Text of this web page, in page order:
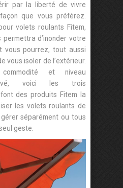
par la liberté de vivre
que vous préférez.
volets roulants Fitem,
d’inonder votre
vous pourrez, tout aussi
vous isoler de l’extérieur.
et niveau
voici les trois
des produits Fitem la
les volets roulants de
séparément ou tous
geste.